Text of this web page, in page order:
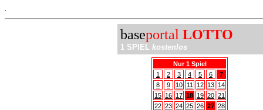
baseportal LOTTO
1 SPIEL kostenlos
Nur 1 Spiel
1
2 3 4 5 6
7
8
9 10 11 12 13 14
15 16 17 18 19 20 21
22 23 24 25 26 27 28